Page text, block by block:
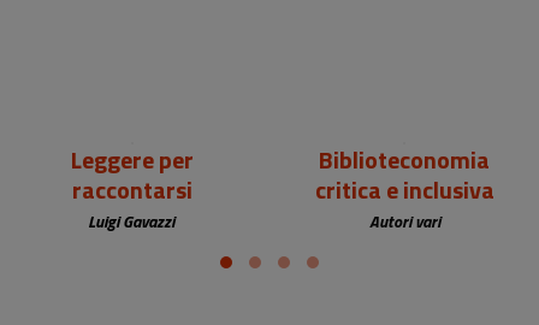
Leggere per
raccontarsi
Luigi Gavazzi
Biblioteconomia
critica e inclusiva
Autori vari